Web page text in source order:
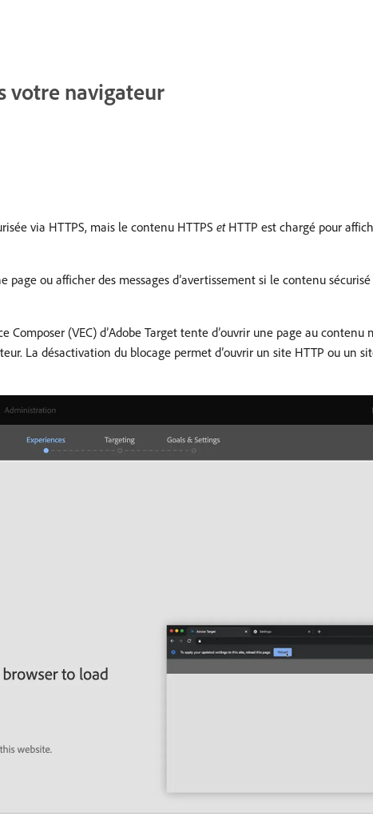
votre navigateur
via HTTPS, mais le contenu HTTPS etHTTP est chargé pour
page ou afficher des messages d’avertissement si le contenu
Composer (VEC) d’Adobe Target tente d’ouvrir une page au contenu
La désactivation du blocage permet d’ouvrir un site HTTP ou un